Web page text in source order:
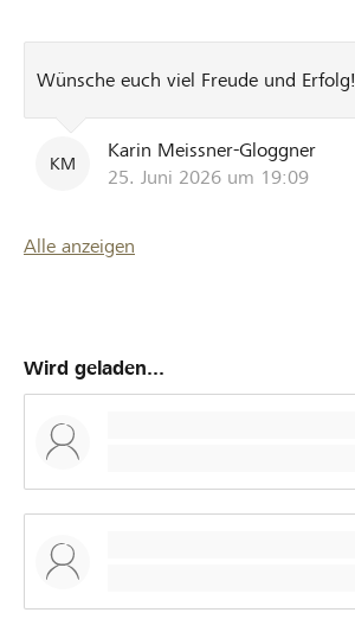
Wünsche euch viel Freude und Erfolg!
KM
Karin Meissner-Gloggner
25. Juni 2026 um 19:09
Alle anzeigen
Wird geladen...